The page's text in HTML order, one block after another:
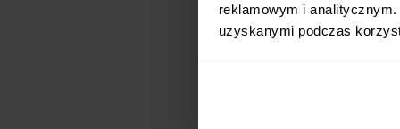
reklamowym i
uzyskanymi podczas